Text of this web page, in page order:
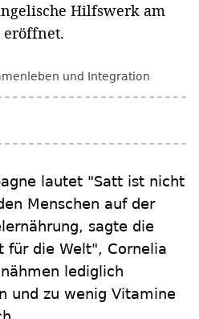
Hilfswerk am
eröffnet.
und Integration
lautet "Satt ist nicht
Menschen auf der
sagte die
für die Welt", Cornelia
lediglich
und zu wenig Vitamine